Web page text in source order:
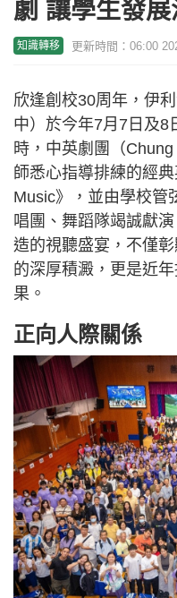
劇 讓學生發
知識轉移 更新時間：06:00
欣逢創校30周年，伊
中）於今年7月7日及
時，中英劇團（
師悉心指導排練的經
Music》，並由學校管
唱團、舞蹈隊竭誠獻
造的視聽盛宴，不僅
的深厚積澱，更是近
果。
正向人際關係